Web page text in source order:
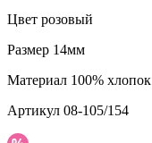
Цвет розовый
Размер 14мм
Материал 100% хлопок
Артикул 08-105/154